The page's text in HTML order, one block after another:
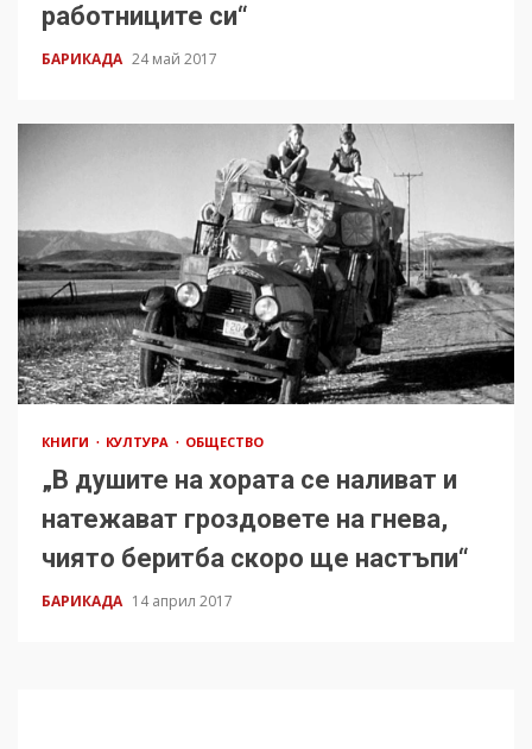
работниците си“
БАРИКАДА 24 май 2017
КНИГИ КУЛТУРА ОБЩЕСТВО
„В душите на хората се наливат и
натежават гроздовете на гнева,
чиято беритба скоро ще настъпи“
БАРИКАДА 14 април 2017